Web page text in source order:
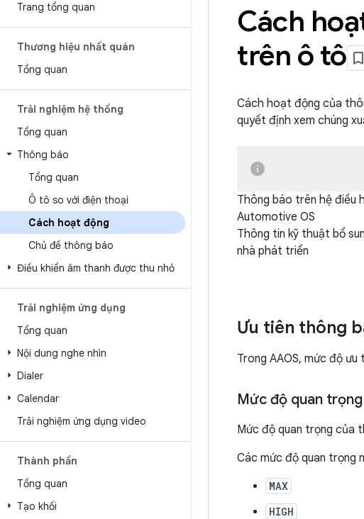
Trang tổng quan
Thương hiệu nhất quán
Tổng quan
Trải nghiệm hệ thống
Tổng quan
Thông báo
Tổng quan
Ô tô so với điện thoại
Cách hoạt động
Chủ đề thông báo
Điều khiển âm thanh được thu nhỏ
Trải nghiệm ứng dụng
Tổng quan
Nội dung nghe nhìn
Dialer
Calendar
Trải nghiệm ứng dụng video
Thành phần
Tổng quan
Tạo khối
Cách
trên ô tô
Cách hoạt động của
quyết định xem chúng
Thông báo trên hệ điều
Automotive OS
Thông tin kỹ thuật bổ
nhà phát triển
Ưu tiên thông
Trong AAOS, mức độ
Mức độ quan trọng
Mức độ quan trọng của
Các mức độ quan trọng
MAX
HIGH